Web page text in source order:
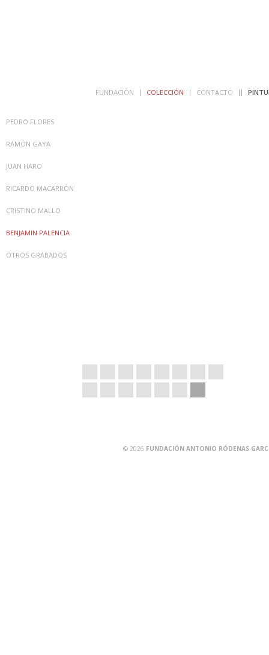
FUNDACIÓN COLECCIÓN CONTACTO
PEDRO FLORES
RAMÓN GAYA
JUAN HARO
RICARDO MACARRÓN
CRISTINO MALLO
BENJAMIN PALENCIA
OTROS GRABADOS
© 2026 FUNDACIÓN ANTONIO RÓDENAS